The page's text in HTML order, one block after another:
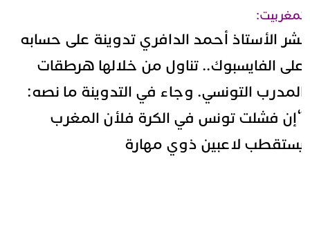
الأستاذ أحمد الدافري تدوينة على حسابه
الفايسبوك.. تناول من خلالها هرطقات
التونسي. وجاء في التدوينة ما نصه:
فشلت تونس في الكرة فلأن المغرب
لاعبين ذوي مهارة